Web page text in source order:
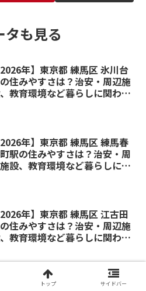
も見る
2026年】東京都 練馬区 氷川台
住みやすさは？治安・周辺施
教育環境など暮らしに関わる
2026年】東京都 練馬区 練馬春
駅の住みやすさは？治安・周
設、教育環境など暮らしに関
2026年】東京都 練馬区 江古田
住みやすさは？治安・周辺施
教育環境など暮らしに関わる
2026年】東京都 練馬区 桜台駅
トップ サイドバー